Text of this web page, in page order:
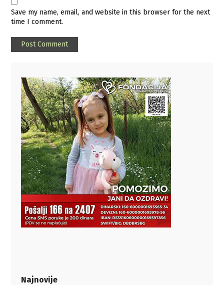
Save my name, email, and website in this browser for the next
time I comment.
Najnovije